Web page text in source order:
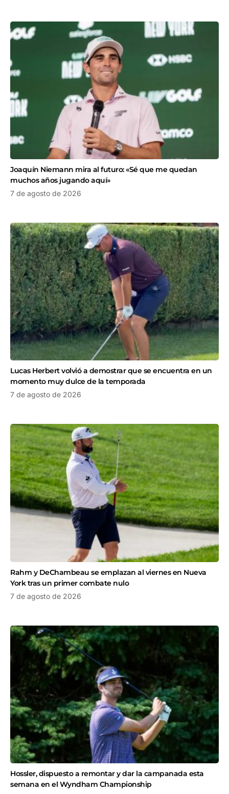
Joaquín Niemann mira al futuro: «Sé que me quedan
muchos años jugando aquí»
7 de agosto de 2026
Lucas Herbert volvió a demostrar que se encuentra en un
momento muy dulce de la temporada
7 de agosto de 2026
Rahm y DeChambeau se emplazan al viernes en Nueva
York tras un primer combate nulo
7 de agosto de 2026
Hossler, dispuesto a remontar y dar la campanada esta
semana en el Wyndham Championship